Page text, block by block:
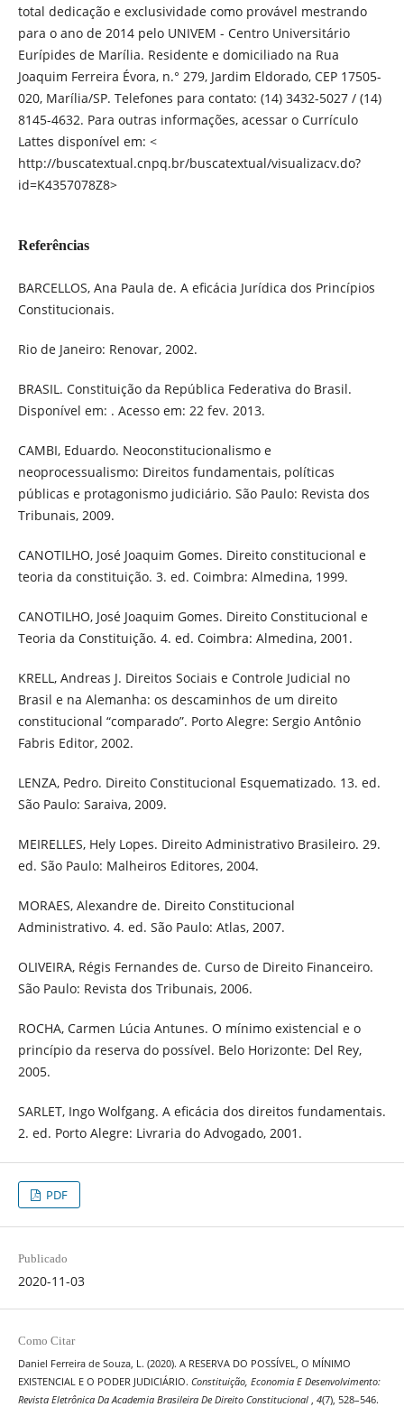
total dedicação e exclusividade como provável mestrando
para o ano de 2014 pelo UNIVEM - Centro Universitário
Eurípides de Marília. Residente e domiciliado na Rua
Joaquim Ferreira Évora, n.° 279, Jardim Eldorado, CEP 17505-
020, Marília/SP. Telefones para contato: (14) 3432-5027 / (14)
8145-4632. Para outras informações, acessar o Currículo
Lattes disponível em: <
http://buscatextual.cnpq.br/buscatextual/visualizacv.do?
id=K4357078Z8>
Referências
BARCELLOS, Ana Paula de. A eficácia Jurídica dos Princípios
Constitucionais.
Rio de Janeiro: Renovar, 2002.
BRASIL. Constituição da República Federativa do Brasil.
Disponível em: . Acesso em: 22 fev. 2013.
CAMBI, Eduardo. Neoconstitucionalismo e
neoprocessualismo: Direitos fundamentais, políticas
públicas e protagonismo judiciário. São Paulo: Revista dos
Tribunais, 2009.
CANOTILHO, José Joaquim Gomes. Direito constitucional e
teoria da constituição. 3. ed. Coimbra: Almedina, 1999.
CANOTILHO, José Joaquim Gomes. Direito Constitucional e
Teoria da Constituição. 4. ed. Coimbra: Almedina, 2001.
KRELL, Andreas J. Direitos Sociais e Controle Judicial no
Brasil e na Alemanha: os descaminhos de um direito
constitucional “comparado”. Porto Alegre: Sergio Antônio
Fabris Editor, 2002.
LENZA, Pedro. Direito Constitucional Esquematizado. 13. ed.
São Paulo: Saraiva, 2009.
MEIRELLES, Hely Lopes. Direito Administrativo Brasileiro. 29.
ed. São Paulo: Malheiros Editores, 2004.
MORAES, Alexandre de. Direito Constitucional
Administrativo. 4. ed. São Paulo: Atlas, 2007.
OLIVEIRA, Régis Fernandes de. Curso de Direito Financeiro.
São Paulo: Revista dos Tribunais, 2006.
ROCHA, Carmen Lúcia Antunes. O mínimo existencial e o
princípio da reserva do possível. Belo Horizonte: Del Rey,
2005.
SARLET, Ingo Wolfgang. A eficácia dos direitos fundamentais.
2. ed. Porto Alegre: Livraria do Advogado, 2001.
PDF
Publicado
2020-11-03
Como Citar
Daniel Ferreira de Souza, L. (2020). A RESERVA DO POSSÍVEL, O MÍNIMO
EXISTENCIAL E O PODER JUDICIÁRIO. Constituição, Economia E Desenvolvimento:
Revista Eletrônica Da Academia Brasileira De Direito Constitucional , 4(7), 528–546.